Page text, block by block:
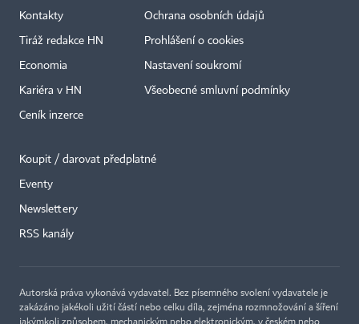
Kontakty
Tiráž redakce HN
Economia
Kariéra v HN
Ceník inzerce
Ochrana osobních údajů
Prohlášení o cookies
Nastavení soukromí
Všeobecné smluvní podmínky
Koupit / darovat předplatné
Eventy
Newslettery
RSS kanály
Autorská práva vykonává vydavatel. Bez písemného svolení vydavatele je
zakázáno jakékoli užití částí nebo celku díla, zejména rozmnožování a šíření